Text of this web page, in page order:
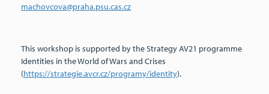
machovcova@praha.psu.cas.cz
This workshop is supported by the Strategy AV21 programme
Identities in the World of Wars and Crises
(https://strategie.avcr.cz/programy/identity).